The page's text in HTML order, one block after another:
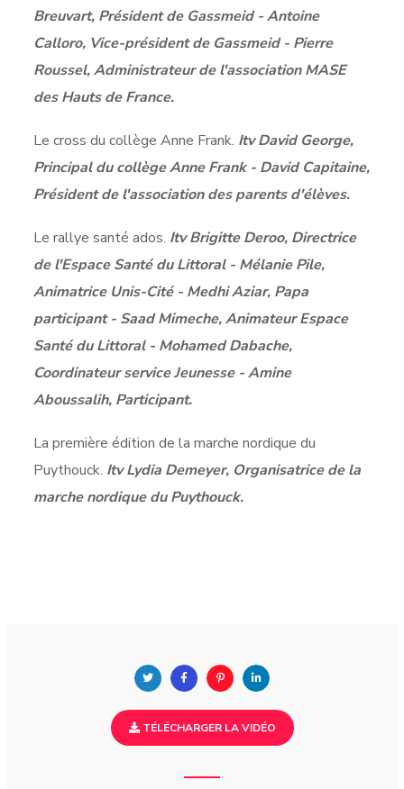
Breuvart, Président de Gassmeid - Antoine
Calloro, Vice-président de Gassmeid - Pierre
Roussel, Administrateur de l'association MASE
des Hauts de France.
Le cross du collège Anne Frank. Itv David George,
Principal du collège Anne Frank - David Capitaine,
Président de l'association des parents d'élèves.
Le rallye santé ados. Itv Brigitte Deroo, Directrice
de l'Espace Santé du Littoral - Mélanie Pile,
Animatrice Unis-Cité - Medhi Aziar, Papa
participant - Saad Mimeche, Animateur Espace
Santé du Littoral - Mohamed Dabache,
Coordinateur service Jeunesse - Amine
Aboussalih, Participant.
La première édition de la marche nordique du
Puythouck. Itv Lydia Demeyer, Organisatrice de la
marche nordique du Puythouck.
TÉLÉCHARGER LA VIDÉO